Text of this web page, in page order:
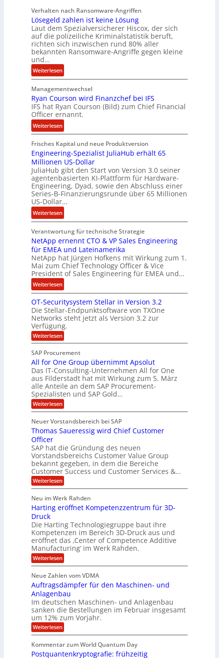
S
p
u
r
y
a
r
b
e
t
e
n
z
u
s
a
m
m
e
n
Verhalten nach Ransomware-Angriffen
Lösegeld zahlen ist keine Lösung
Laut dem Spezialversicherer Hiscox, der sich
auf die polizeiliche Kriminalstatistik beruft,
richten sich inzwischen rund 80% aller
bekannten Ransomware-Angriffe gegen kleine
und…
Weiterlesen:
L
ö
s
e
g
e
l
d
z
a
h
l
e
i
s
e
i
n
e
L
ö
s
u
n
g
Managementwechsel
Ryan Courson wird Finanzchef bei IFS
IFS hat Ryan Courson (Bild) zum Chief Financial
Officer ernannt.
Weiterlesen:
R
y
a
n
C
o
u
s
o
i
r
d
F
i
n
a
n
z
c
h
f
b
e
i
I
F
S
Frisches Kapital und neue Produktversion
Engineering-Spezialist JuliaHub erhält 65
Millionen US-Dollar
JuliaHub gibt den Start von Version 3.0 seiner
agentenbasierten KI-Plattform für Hardware-
Engineering, Dyad, sowie den Abschluss einer
Series-B-Finanzierungsrunde über 65 Millionen
US-Dollar…
Weiterlesen:
E
n
g
n
e
e
r
i
n
g
-
S
p
e
z
i
a
l
i
s
u
l
i
a
H
u
b
e
r
ä
l
t
6
5
M
i
l
l
i
o
n
Verantwortung für technische Strategie
NetApp ernennt CTO & VP Sales Engineering
für EMEA und Lateinamerika
NetApp hat Jürgen Hofkens mit Wirkung zum 1.
Mai zum Chief Technology Officer & Vice
President of Sales Engineering für EMEA und…
Weiterlesen:
N
e
t
A
p
p
n
e
n
n
t
C
T
O
V
P
S
a
l
e
s
n
g
i
n
e
r
i
n
g
f
ü
r
E
M
OT-Securitysystem Stellar in Version 3.2
Die Stellar-Endpunktsoftware von TXOne
Networks steht jetzt als Version 3.2 zur
Verfügung.
Weiterlesen:
O
-
S
e
c
u
r
i
t
y
y
s
e
m
S
t
e
l
l
r
i
e
r
s
i
o
n
3
.
2
SAP Procurement
All for One Group übernimmt Apsolut
Das IT-Consulting-Unternehmen All for One
aus Filderstadt hat mit Wirkung zum 5. März
alle Anteile an dem SAP Procurement-
Spezialisten und SAP Gold…
Weiterlesen:
A
l
f
r
O
n
e
G
r
o
p
ü
r
n
i
m
m
t
A
p
s
o
l
u
t
Neuer Vorstandsbereich bei SAP
Thomas Saueressig wird Chief Customer
Officer
SAP hat die Gründung des neuen
Vorstandsbereichs Customer Value Group
bekannt gegeben, in dem die Bereiche
Customer Success und Customer Services &…
Weiterlesen:
T
o
m
S
a
u
e
r
e
s
i
g
w
i
r
d
C
h
i
e
f
Neu im Werk Rahden
Harting eröffnet Kompetenzzentrum für 3D-
Druck
Die Harting Technologiegruppe baut ihre
Kompetenzen im Bereich 3D-Druck aus und
eröffnet das ‚Center of Competence Additive
Manufacturing‘ im Werk Rahden.
Weiterlesen:
H
r
t
i
n
g
e
r
ö
f
n
e
Neue Zahlen vom VDMA
Auftragsdämpfer für den Maschinen- und
Anlagenbau
Im deutschen Maschinen- und Anlagenbau
sanken die Bestellungen im Februar insgesamt
um 12% zum Vorjahr.
Weiterlesen:
A
f
t
Kommentar zum World Quantum Day
Postquantenkryptografie: frühzeitig